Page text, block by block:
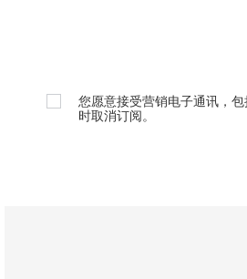
您愿意接受营销电子通讯，
时取消订阅。